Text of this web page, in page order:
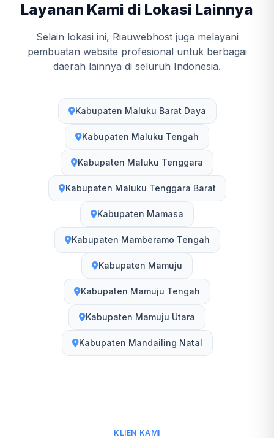
Layanan Kami di Lokasi Lainnya
Selain lokasi ini, Riauwebhost juga melayani
pembuatan website profesional untuk berbagai
daerah lainnya di seluruh Indonesia.
Kabupaten Maluku Barat Daya
Kabupaten Maluku Tengah
Kabupaten Maluku Tenggara
Kabupaten Maluku Tenggara Barat
Kabupaten Mamasa
Kabupaten Mamberamo Tengah
Kabupaten Mamuju
Kabupaten Mamuju Tengah
Kabupaten Mamuju Utara
Kabupaten Mandailing Natal
KLIEN KAMI